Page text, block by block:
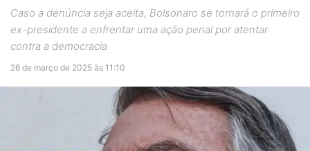
Caso a denúncia seja aceita, Bolsonaro se tornará o primeiro
ex-presidente a enfrentar uma ação penal por atentar
contra a democracia
26 de março de 2025 às 11:10